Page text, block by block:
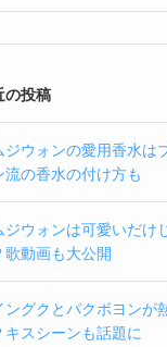
の投稿
ジウォンの愛用香水は
流の香水の付け方も
ジウォンは可愛いだけ
歌動画も大公開
ングクとパクボヨンが
キスシーンも話題に